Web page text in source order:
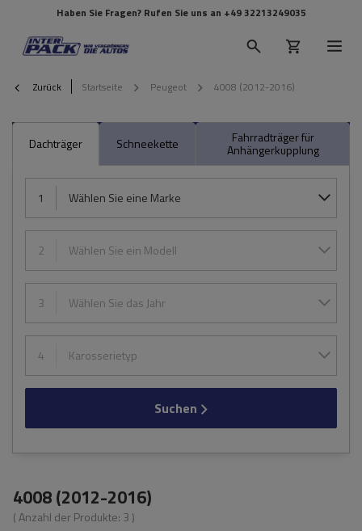
Haben Sie Fragen? Rufen Sie uns an +49 32213249035
Zurück Startseite Peugeot 4008 (2012-2016)
Dachträger Schneekette Fahrradträger für
Anhängerkupplung
1 Wählen Sie eine Marke
2 Wählen Sie ein Modell
3 Wählen Sie das Jahr
4 Karosserietyp
Suchen
4008 (2012-2016)
( Anzahl der Produkte: 3 )